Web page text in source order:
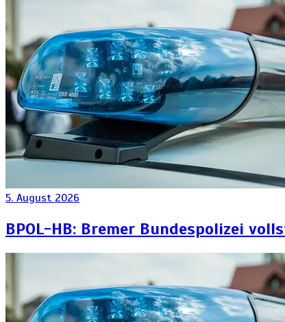
5. August 2026
BPOL-HB: Bremer Bundespolizei